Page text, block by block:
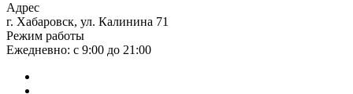
Адрес
г. Хабаровск, ул. Калинина 71
Режим работы
Ежедневно: с 9:00 до 21:00